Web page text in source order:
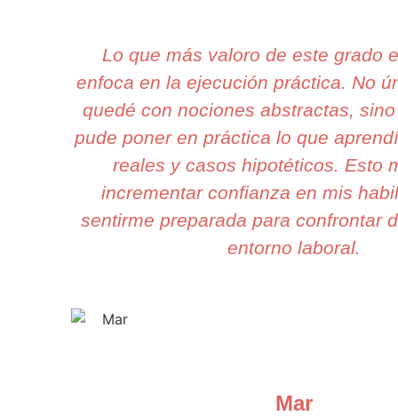
Lo que más valoro de este grado
enfoca en la ejecución práctica. No
quedé con nociones abstractas,
pude poner en práctica lo que
reales y casos hipotéticos. Esto
incrementar confianza en mis
sentirme preparada para confrontar
entorno laboral.
Mar